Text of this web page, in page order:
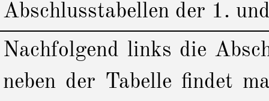
Abschlusstabellen der 1.
Nachfolgend links die
neben der Tabelle findet